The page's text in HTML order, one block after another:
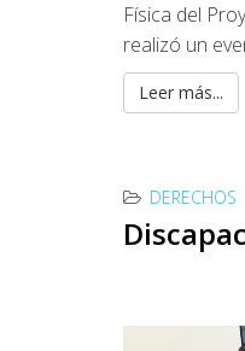
Física del
realizó un
Leer más...
DERECHOS